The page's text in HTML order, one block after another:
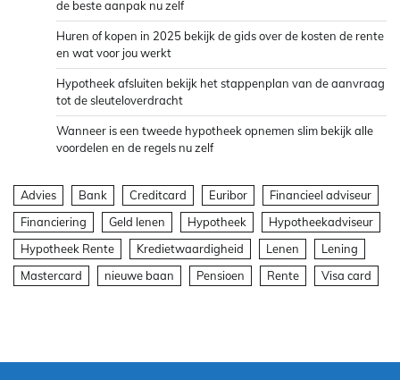
de beste aanpak nu zelf
Huren of kopen in 2025 bekijk de gids over de kosten de rente
en wat voor jou werkt
Hypotheek afsluiten bekijk het stappenplan van de aanvraag
tot de sleuteloverdracht
Wanneer is een tweede hypotheek opnemen slim bekijk alle
voordelen en de regels nu zelf
Advies Bank Creditcard Euribor
Financieel adviseur
Financiering
Geld lenen Hypotheek
Hypotheekadviseur
Hypotheek Rente
Kredietwaardigheid Lenen
Lening
Mastercard
nieuwe baan Pensioen Rente Visa card